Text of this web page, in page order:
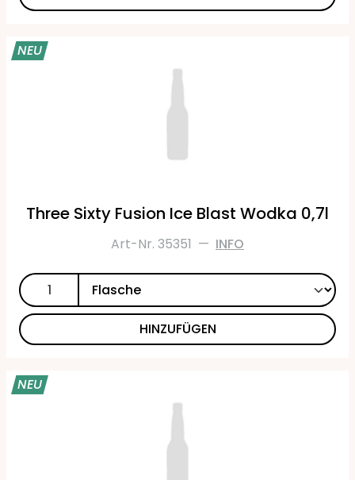
NEU
Three Sixty Fusion Ice Blast Wodka 0,7l
Art-Nr. 35351 — INFO
HINZUFÜGEN
NEU